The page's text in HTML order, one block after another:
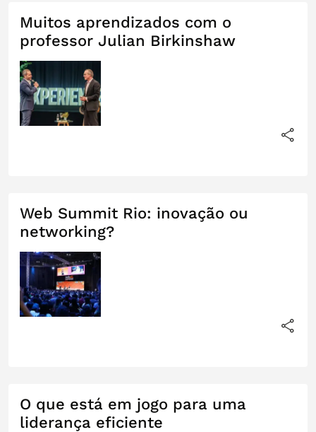
Muitos aprendizados com o
professor Julian Birkinshaw
Web Summit Rio: inovação ou
networking?
O que está em jogo para uma
liderança eficiente